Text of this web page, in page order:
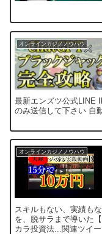
オンラインカジノノウハウ
最新エンズツ公式LINE
のみ送信して下さい 自
オンラインカジノノウハウ
スキルもない、実績も
を、脱サラまで導いた
カラ投資法...関連ツイー